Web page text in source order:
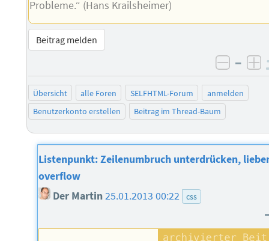
Probleme.“ (Hans Krailsheimer)
Beitrag melden
–
Übersicht alle Foren SELFHTML-Forum
anmelden
Benutzerkonto erstellen
Beitrag im Thread-Baum
Listenpunkt: Zeilenumbruch unterdrücken,
overflow
Der Martin25.01.2013 00:22 css